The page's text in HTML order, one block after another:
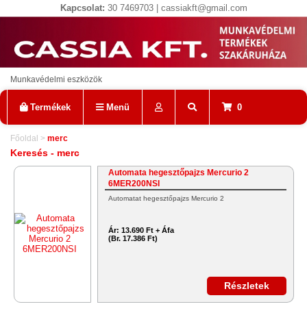
Kapcsolat: 30 7469703 | cassiakft@gmail.com
Munkavédelmi eszközök
Termékek Menü 0
Főoldal > merc
Keresés - merc
Automata hegesztőpajzs Mercurio 2
6MER200NSI
Automatat hegesztőpajzs Mercurio 2
Ár: 13.690 Ft + Áfa
(Br. 17.386 Ft)
Részletek